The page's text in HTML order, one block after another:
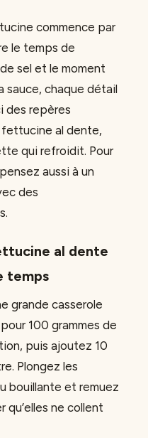
commence par
le temps de
sel et le moment
sauce, chaque détail
des repères
al dente,
qui refroidit. Pour
aussi à un
des
al dente
temps
grande casserole
100 grammes de
puis ajoutez 10
Plongez les
bouillante et remuez
ne collent